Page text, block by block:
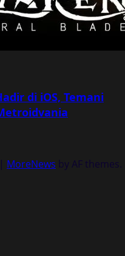
di iOS, Temani
| MoreNews by AF themes.